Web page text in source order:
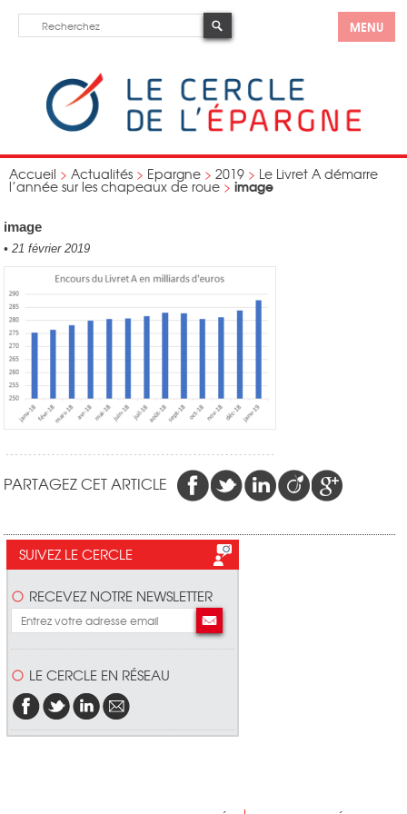
MENU
Accueil > Actualités > Epargne > 2019 > Le Livret A démarre
l’année sur les chapeaux de roue > image
image
• 21 février 2019
PARTAGEZ CET ARTICLE
SUIVEZ LE CERCLE
RECEVEZ NOTRE NEWSLETTER
LE CERCLE EN RÉSEAU